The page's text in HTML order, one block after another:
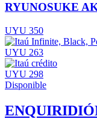
RYUNOSUKE
UYU 350
UYU 263
UYU 298
Disponible